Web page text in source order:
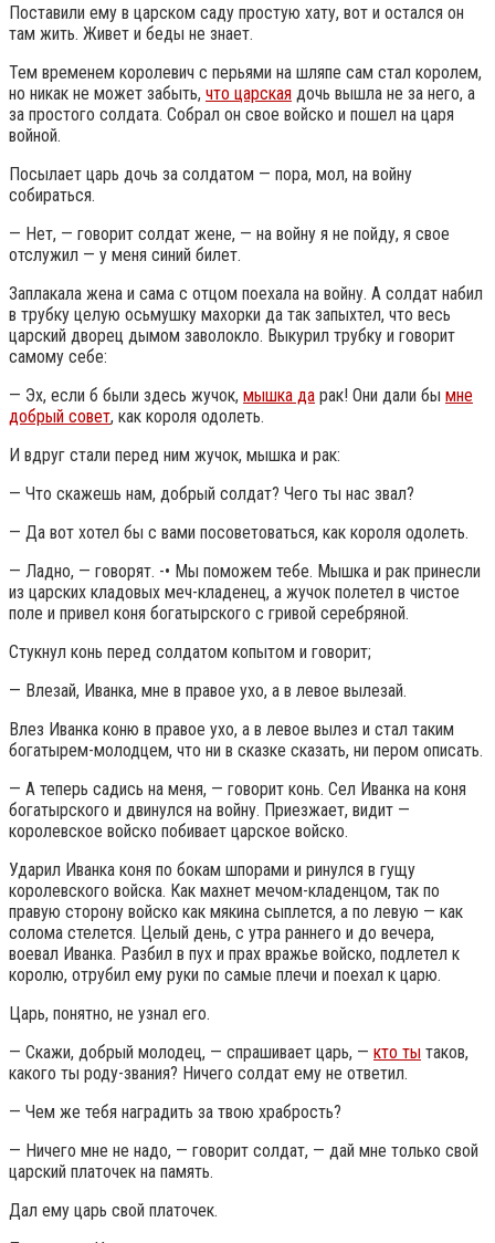
Поставили ему в царском саду простую хату, вот и остался он
там жить. Живет и беды не знает.
Тем временем королевич с перьями на шляпе сам стал королем,
но никак не может забыть, что царская дочь вышла не за него, а
за простого солдата. Собрал он свое войско и пошел на царя
войной.
Посылает царь дочь за солдатом — пора, мол, на войну
собираться.
— Нет, — говорит солдат жене, — на войну я не пойду, я свое
отслужил — у меня синий билет.
Заплакала жена и сама с отцом поехала на войну. А солдат набил
в трубку целую осьмушку махорки да так запыхтел, что весь
царский дворец дымом заволокло. Выкурил трубку и говорит
самому себе:
— Эх, если б были здесь жучок, мышка да рак! Они дали бы мне
добрый совет, как короля одолеть.
И вдруг стали перед ним жучок, мышка и рак:
— Что скажешь нам, добрый солдат? Чего ты нас звал?
— Да вот хотел бы с вами посоветоваться, как короля одолеть.
— Ладно, — говорят. -• Мы поможем тебе. Мышка и рак принесли
из царских кладовых меч-кладенец, а жучок полетел в чистое
поле и привел коня богатырского с гривой серебряной.
Стукнул конь перед солдатом копытом и говорит;
— Влезай, Иванка, мне в правое ухо, а в левое вылезай.
Влез Иванка коню в правое ухо, а в левое вылез и стал таким
богатырем-молодцем, что ни в сказке сказать, ни пером описать.
— А теперь садись на меня, — говорит конь. Сел Иванка на коня
богатырского и двинулся на войну. Приезжает, видит —
королевское войско побивает царское войско.
Ударил Иванка коня по бокам шпорами и ринулся в гущу
королевского войска. Как махнет мечом-кладенцом, так по
правую сторону войско как мякина сыплется, а по левую — как
солома стелется. Целый день, с утра раннего и до вечера,
воевал Иванка. Разбил в пух и прах вражье войско, подлетел к
королю, отрубил ему руки по самые плечи и поехал к царю.
Царь, понятно, не узнал его.
— Скажи, добрый молодец, — спрашивает царь, — кто ты таков,
какого ты роду-звания? Ничего солдат ему не ответил.
— Чем же тебя наградить за твою храбрость?
— Ничего мне не надо, — говорит солдат, — дай мне только свой
царский платочек на память.
Дал ему царь свой платочек.